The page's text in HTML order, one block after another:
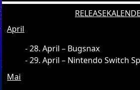
April
28. April – Bugsnax
29. April – Nintendo Switch
Mai